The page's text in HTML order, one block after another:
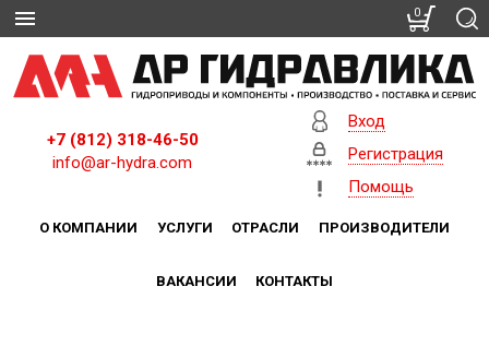
+7 (812) 318-46-50
info@ar-hydra.com
Вход
Регистрация
Помощь
О КОМПАНИИ УСЛУГИ ОТРАСЛИ ПРОИЗВОДИТЕЛИ
ВАКАНСИИ КОНТАКТЫ
0